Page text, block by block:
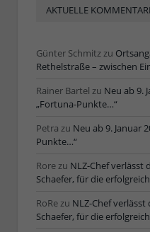
AKTUELLE
Günter Schmitzzu
Rethelstraße – zwischen
Rainer Bartel zu Neu ab 9.
„Fortuna-Punkte…“
Petra zu Neu ab 9. Januar
Punkte…“
Rorezu NLZ-Chef verlässt
Schaefer, für die
RoRezu NLZ-Chef
Schaefer, für die